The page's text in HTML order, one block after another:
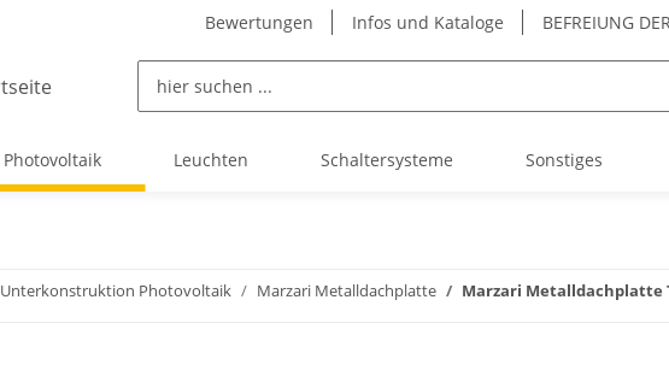
Bewertungen Infos und Kataloge BEFREIUNG
Photovoltaik Leuchten Schaltersysteme Sonstiges
Unterkonstruktion Photovoltaik Marzari Metalldachplatte Marzari Metalldachplatte